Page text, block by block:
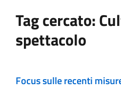
Tag cercato:
spettacolo
Focus sulle recenti